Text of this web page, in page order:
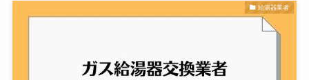
給湯器業者